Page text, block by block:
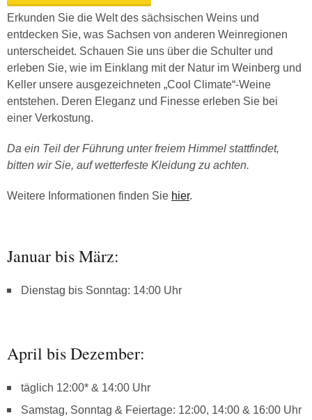
Erkunden Sie die Welt des sächsischen Weins und
entdecken Sie, was Sachsen von anderen Weinregionen
unterscheidet. Schauen Sie uns über die Schulter und
erleben Sie, wie im Einklang mit der Natur im Weinberg und
Keller unsere ausgezeichneten „Cool Climate“-Weine
entstehen. Deren Eleganz und Finesse erleben Sie bei
einer Verkostung.
Da ein Teil der Führung unter freiem Himmel stattfindet,
bitten wir Sie, auf wetterfeste Kleidung zu achten.
Weitere Informationen finden Sie hier.
Januar bis März:
Dienstag bis Sonntag: 14:00 Uhr
April bis Dezember:
täglich 12:00* & 14:00 Uhr
Samstag, Sonntag & Feiertage: 12:00, 14:00 & 16:00 Uhr